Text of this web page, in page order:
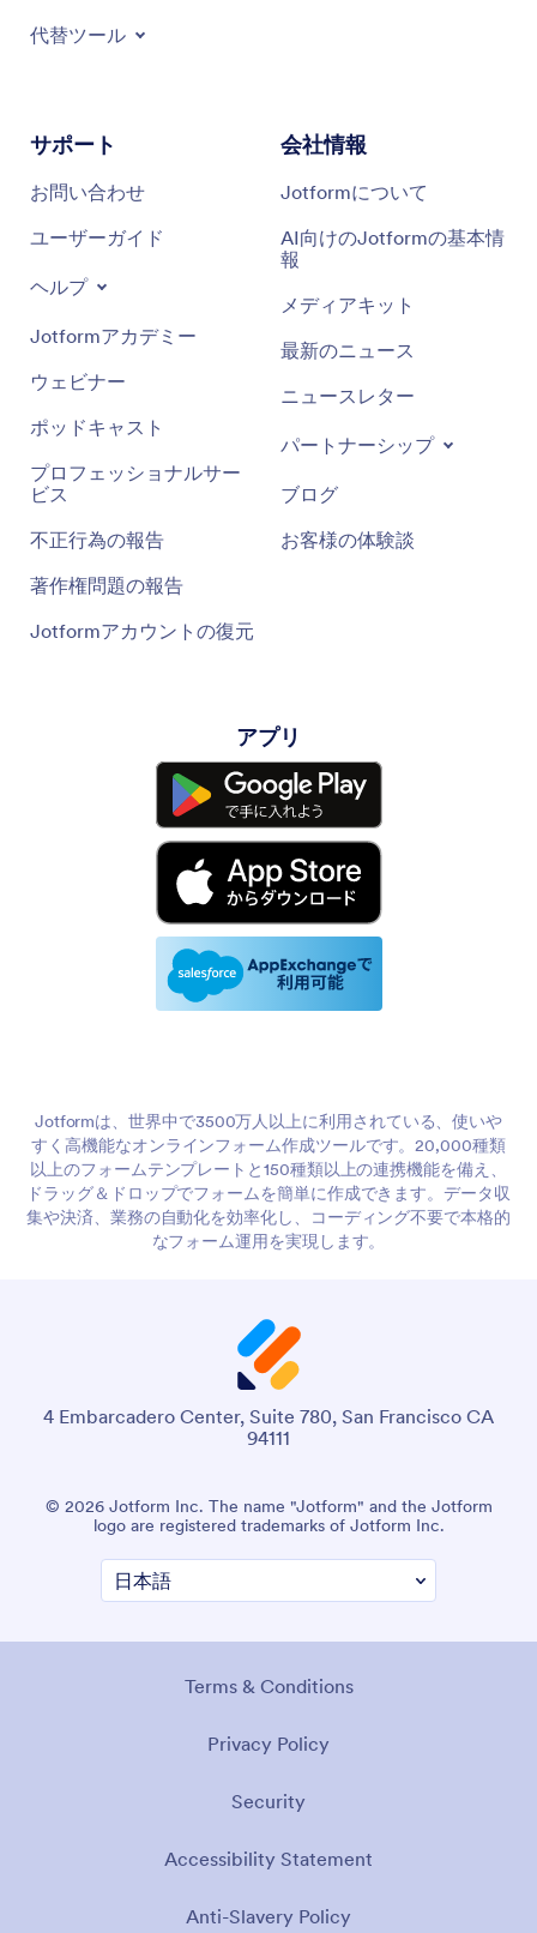
代替ツール
サポート
お問い合わせ
ユーザーガイド
ヘルプ
Jotformアカデミー
ウェビナー
ポッドキャスト
プロフェッショナルサー
ビス
不正行為の報告
著作権問題の報告
Jotformアカウントの復元
会社情報
Jotformについて
AI向けのJotformの基本情
報
メディアキット
最新のニュース
ニュースレター
パートナーシップ
ブログ
お客様の体験談
アプリ
Jotformは、世界中で3500万人以上に利用されている、使いや
すく高機能なオンラインフォーム作成ツールです。20,000種類
以上のフォームテンプレートと150種類以上の連携機能を備え、
ドラッグ＆ドロップでフォームを簡単に作成できます。データ収
集や決済、業務の自動化を効率化し、コーディング不要で本格的
なフォーム運用を実現します。
4 Embarcadero Center, Suite 780, San Francisco CA
94111
© 2026 Jotform Inc. The name "Jotform" and the Jotform
logo are registered trademarks of Jotform Inc.
Terms & Conditions
Privacy Policy
Security
Accessibility Statement
Anti-Slavery Policy